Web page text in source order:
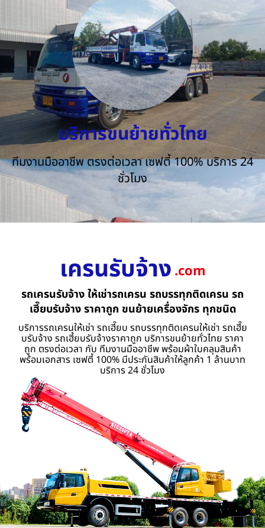
บริการขนย้ายทั่วไทย
ทีมงานมืออาชีพ ตรงต่อเวลา เซฟตี้ 100% บริการ 24
ชั่วโมง
เครนรับจ้าง .com
รถเครนรับจ้าง ให้เช่ารถเครน รถบรรทุกติดเครน รถ
เฮี๊ยบรับจ้าง ราคาถูก ขนย้ายเครื่องจักร ทุกชนิด
บริการรถเครนให้เช่า รถเฮี๊ยบ รถบรรทุกติดเครนให้เช่า รถเฮี๊ย
บรับจ้าง รถเฮี้ยบรับจ้างราคาถูก บริการขนย้ายทั่วไทย ราคา
ถูก ตรงต่อเวลา กับ ทีมงานมืออาชีพ พร้อมผ้าใบคลุมสินค้า
พร้อมเอกสาร เซฟตี้ 100% มีประกันสินค้าให้ลูกค้า 1 ล้านบาท
บริการ 24 ชั่วโมง